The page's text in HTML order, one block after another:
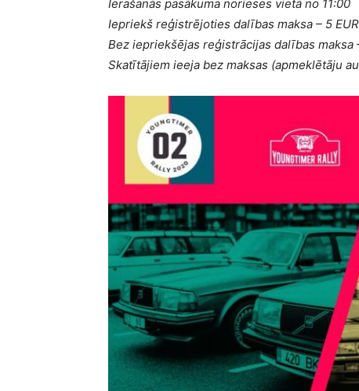
Ierašanās pasākuma norieses vietā no 11:00
Iepriekš reģistrējoties dalības maksa – 5
Bez iepriekšējas reģistrācijas dalības maksa
Skatītājiem ieeja bez maksas (apmeklētāju